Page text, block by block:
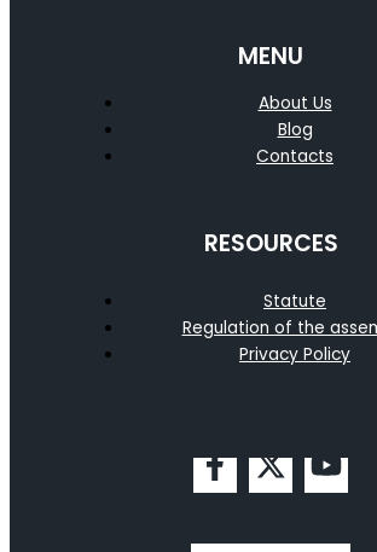
MENU
About Us
Blog
Contacts
RESOURCES
Statute
Regulation of the
Privacy Policy